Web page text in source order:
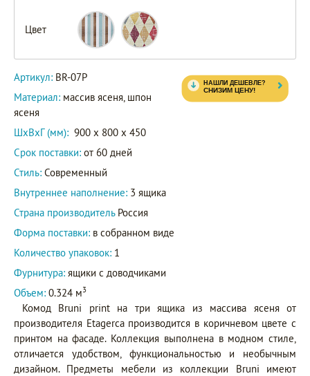
Цвет
Артикул: BR-07P
Материал: массив ясеня, шпон
ясеня
ШxВxГ (мм): 900 x 800 x 450
Срок поставки: от 60 дней
Стиль: Современный
Внутреннее наполнение: 3 ящика
Страна производитель Россия
Форма поставки: в собранном виде
Количество упаковок: 1
Фурнитура: ящики с доводчиками
Объем: 0.324 м3
Комод Bruni print на три ящика из массива ясеня от
производителя Etagerca производится в коричневом цвете с
принтом на фасаде. Коллекция выполнена в модном стиле,
отличается удобством, функциональностью и необычным
дизайном. Предметы мебели из коллекции Bruni имеют